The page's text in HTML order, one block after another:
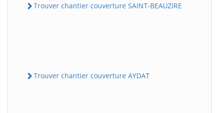
Trouver chantier couverture SAINT-BEAUZIRE
Trouver chantier couverture AYDAT